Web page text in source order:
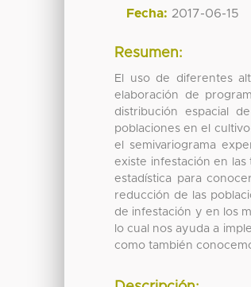
Fecha: 2017-06-15
Resumen:
El uso de diferentes
elaboración de
distribución espacial
poblaciones en el
el semivariograma
existe infestación en
estadística para
reducción de las
de infestación y en los
lo cual nos ayuda a
como también